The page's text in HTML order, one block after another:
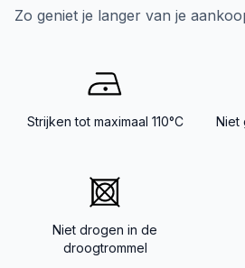
Zo geniet je langer van je
Strijken tot maximaal 110°C
Niet
Niet drogen in de
droogtrommel